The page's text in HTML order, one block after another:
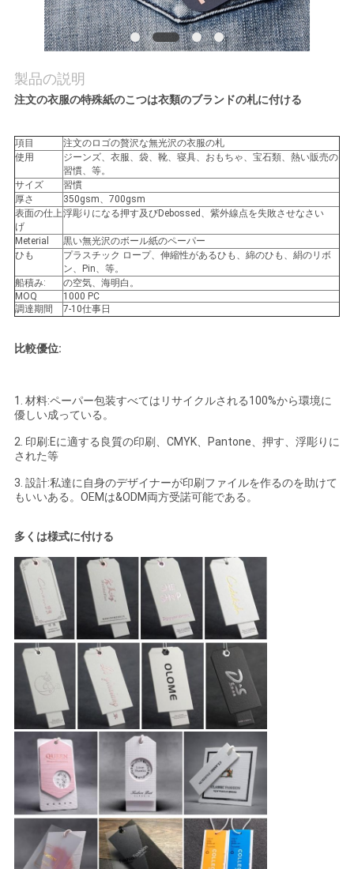
だ
い
ニ
ュ
ー
ス
引
金
を
求
め
く
だ
さ
い
図
プ
ラ
製品の説明
注文の衣服の特殊紙のこつは衣類のブランドの札に付ける
項目
注文のロゴの贅沢な無光沢の衣服の札
使用
ジーンズ、衣服、袋、靴、寝具、おもちゃ、宝石類、熱い販売の
習慣、等。
サイズ
習慣
厚さ
350gsm、700gsm
表面の仕上
げ
浮彫りになる押す及びDebossed、紫外線点を失敗させなさい
Meterial
黒い無光沢のボール紙のペーパー
ひも
プラスチック ロープ、伸縮性があるひも、綿のひも、絹のリボ
ン、Pin、等。
船積み:
の空気、海明白。
MOQ
1000 PC
調達期間
7-10仕事日
比較優位:
1. 材料:ペーパー包装すべてはリサイクルされる100%から環境に
優しい成っている。
2. 印刷:Eに適する良質の印刷、CMYK、Pantone、押す、浮彫りに
された等
3. 設計:私達に自身のデザイナーが印刷ファイルを作るのを助けて
もいいある。OEMは&ODM両方受諾可能である。
多くは様式に付ける